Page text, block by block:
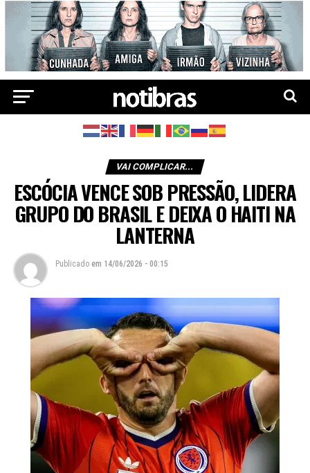
VAI COMPLICAR...
ESCÓCIA VENCE SOB PRESSÃO, LIDERA
GRUPO DO BRASIL E DEIXA O HAITI NA
LANTERNA
Publicado em 14/06/2026 - 00:15